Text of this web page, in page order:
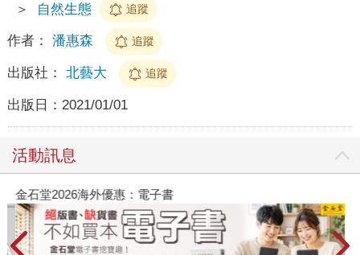
＞
自然生態 追蹤
作者： 潘惠森 追蹤
出版社： 北藝大 追蹤
出版日： 2021/01/01
活動訊息
金石堂2026海外優惠：電子書